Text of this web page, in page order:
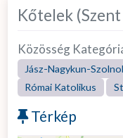
Kőtelek
Közösség
Jász-Nagykun-
Római Katolikus
Térkép